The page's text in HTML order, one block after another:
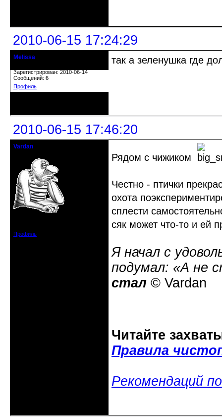
2010-06-15 17:24:29
Melissa
Зарегистрирован: 2010-06-14
Сообщений: 6
Профиль
так а зеленушка где
2010-06-15 17:46:20
Vardan
Профиль
Рядом с чижиком
Честно - птички
охота
сплести
сяк может что-то и ей
Я начал с
подумал: «А не
стал © Vardan
Читайте
Правила
Рекомендаций